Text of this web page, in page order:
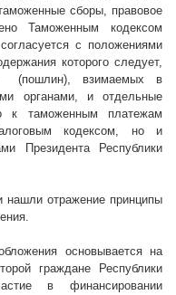
сборы, правовое
Таможенным кодексом
с положениями
которого следует,
(пошлин), взимаемых в
органами, и отдельные
к таможенным платежам
кодексом, но и
Президента Республики
нашли отражение принципы
основывается на
граждане Республики
в финансировании